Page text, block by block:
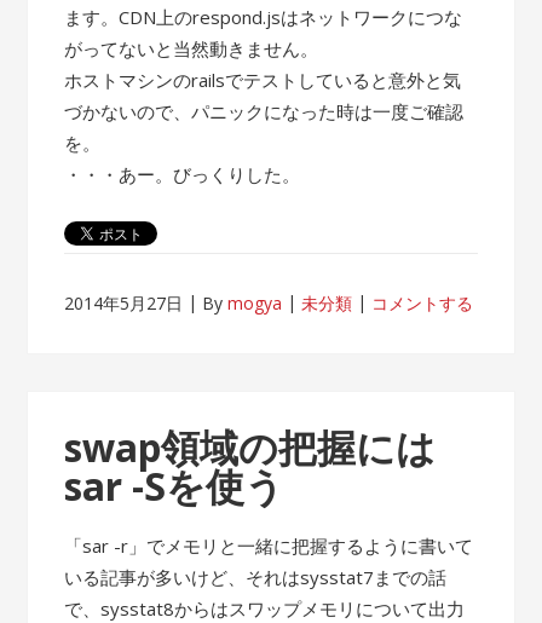
ます。CDN上のrespond.jsはネットワークにつな
がってないと当然動きません。
ホストマシンのrailsでテストしていると意外と気
づかないので、パニックになった時は一度ご確認
を。
・・・あー。びっくりした。
2014年5月27日 Bymogya 未分類 コメントする
swap領域の把握には
sar -Sを使う
「sar -r」でメモリと一緒に把握するように書いて
いる記事が多いけど、それはsysstat7までの話
で、sysstat8からはスワップメモリについて出力